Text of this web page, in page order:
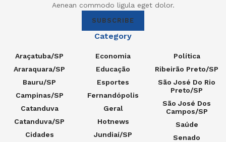
Aenean commodo ligula eget dolor.
SUBSCRIBE
Category
Araçatuba/SP
Araraquara/SP
Bauru/SP
Campinas/SP
Catanduva
Catanduva/SP
Cidades
Economia
Educação
Esportes
Fernandópolis
Geral
Hotnews
Jundiaí/SP
Política
Ribeirão Preto/SP
São José Do Rio
Preto/SP
São José Dos
Campos/SP
Saúde
Senado